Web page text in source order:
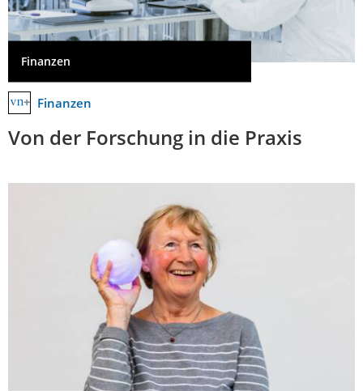
Finanzen
Finanzen
Von der Forschung in die Praxis